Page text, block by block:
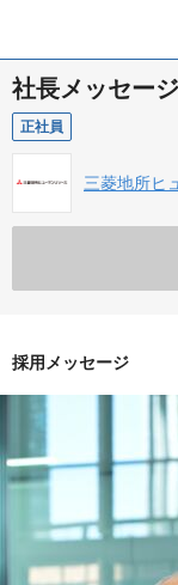
社長メッセージ
正社員
三菱地所ヒ
採用メッセージ